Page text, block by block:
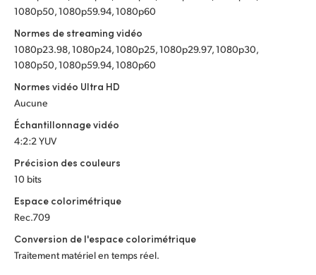
1080p50, 1080p59.94, 1080p60
Normes de streaming vidéo
1080p23.98, 1080p24, 1080p25, 1080p29.97, 1080p30,
1080p50, 1080p59.94, 1080p60
Normes vidéo Ultra HD
Aucune
Échantillonnage vidéo
4:2:2 YUV
Précision des couleurs
10 bits
Espace colorimétrique
Rec.709
Conversion de l'espace colorimétrique
Traitement matériel en temps réel.